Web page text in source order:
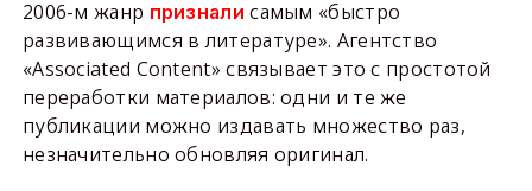
2006-м жанр признали самым «быстро
развивающимся в литературе». Агентство
«Associated Content» связывает это с простотой
переработки материалов: одни и те же
публикации можно издавать множество раз,
незначительно обновляя оригинал.